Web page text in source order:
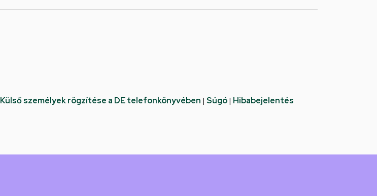
Külső személyek rögzítése a DE telefonkönyvében | Súgó| Hibabejelentés